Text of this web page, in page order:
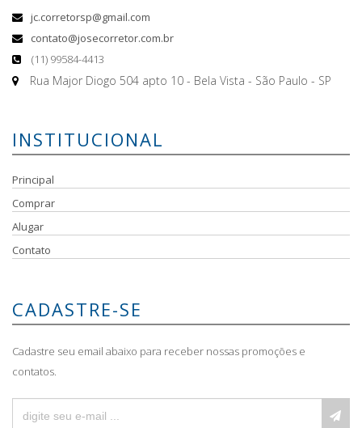
jc.corretorsp@gmail.com
contato@josecorretor.com.br
(11) 99584-4413
Rua Major Diogo 504 apto 10 - Bela Vista - São Paulo - SP
INSTITUCIONAL
Principal
Comprar
Alugar
Contato
CADASTRE-SE
Cadastre seu email abaixo para receber nossas promoções e
contatos.